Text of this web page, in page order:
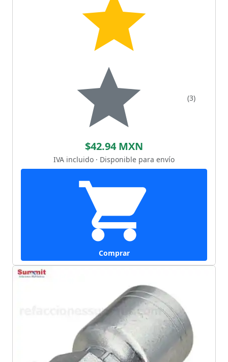
(3)
$42.94 MXN
IVA incluido · Disponible para envío
Comprar